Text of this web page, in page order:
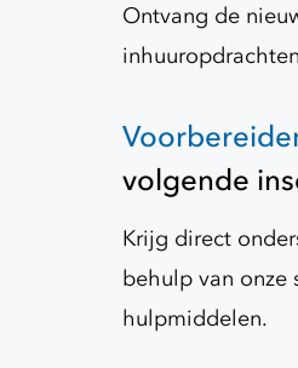
Ontvang de
volgende
Krijg direct
behulp van onze
hulpmiddelen.